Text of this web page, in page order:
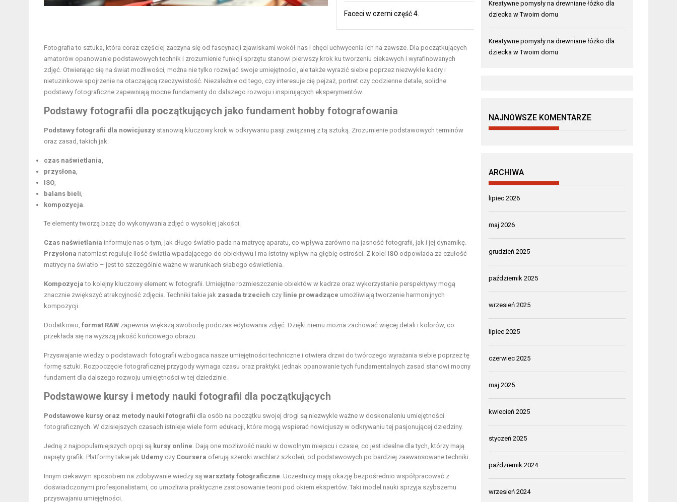
Faceci w czerni część 4.
Fotografia to sztuka, która coraz częściej zaczyna się od fascynacji zjawiskami wokół nas i chęci uchwycenia ich na zawsze. Dla początkujących
amatorów opanowanie podstawowych technik i zrozumienie funkcji sprzętu stanowi pierwszy krok ku tworzeniu ciekawych i wyrafinowanych
zdjęć. Otwierając się na świat możliwości, można nie tylko rozwijać swoje umiejętności, ale także wyrazić siebie poprzez niezwykłe kadry i
nietuzinkowe spojrzenie na otaczającą rzeczywistość. Niezależnie od tego, czy interesuje cię pejzaż, portret czy codzienne detale, solidne
podstawy fotograficzne zapewniają mocne fundamenty do dalszego rozwoju i inspirujących eksperymentów.
Podstawy fotografii dla początkujących jako fundament hobby fotografowania
Podstawy fotografii dla nowicjuszy stanowią kluczowy krok w odkrywaniu pasji związanej z tą sztuką. Zrozumienie podstawowych terminów
oraz zasad, takich jak:
czas naświetlania
przysłona
ISO
balans bieli
kompozycja
Te elementy tworzą bazę do wykonywania zdjęć o wysokiej jakości.
Czas naświetlania informuje nas o tym, jak długo światło pada na matrycę aparatu, co wpływa zarówno na jasność fotografii, jak i jej dynamikę.
Przysłona natomiast reguluje ilość światła wpadającego do obiektywu i ma istotny wpływ na głębię ostrości. Z kolei ISO odpowiada za czułość
matrycy na światło – jest to szczególnie ważne w warunkach słabego oświetlenia.
Kompozycja to kolejny kluczowy element w fotografii. Umiejętne rozmieszczenie obiektów w kadrze oraz wykorzystanie perspektywy mogą
znacznie zwiększyć atrakcyjność zdjęcia. Techniki takie jak zasada trzecich czy linie prowadzące umożliwiają tworzenie harmonijnych
kompozycji.
Dodatkowo, format RAW zapewnia większą swobodę podczas edytowania zdjęć. Dzięki niemu można zachować więcej detali i kolorów, co
przekłada się na wyższą jakość końcowego obrazu.
Przyswajanie wiedzy o podstawach fotografii wzbogaca nasze umiejętności techniczne i otwiera drzwi do twórczego wyrażania siebie poprzez tę
formę sztuki. Rozpoczęcie fotograficznej przygody wymaga czasu oraz praktyki; jednak opanowanie tych fundamentalnych zasad stanowi mocny
fundament dla dalszego rozwoju umiejętności w tej dziedzinie.
Podstawowe kursy i metody nauki fotografii dla początkujących
Podstawowe kursy oraz metody nauki fotografii dla osób na początku swojej drogi są niezwykle ważne w doskonaleniu umiejętności
fotograficznych. W dzisiejszych czasach istnieje wiele form edukacji, które mogą wspierać nowicjuszy w odkrywaniu tej pasjonującej dziedziny.
Jedną z najpopularniejszych opcji są kursy online . Dają one możliwość nauki w dowolnym miejscu i czasie, co jest idealne dla tych, którzy mają
napięty grafik. Platformy takie jak Udemy czy Coursera oferują szeroki wachlarz szkoleń, od podstawowych po bardziej zaawansowane techniki.
Innym ciekawym sposobem na zdobywanie wiedzy są warsztaty fotograficzne . Uczestnicy mają okazję bezpośrednio współpracować z
doświadczonymi profesjonalistami, co umożliwia praktyczne zastosowanie teorii pod okiem ekspertów. Taki model nauki sprzyja szybszemu
przyswajaniu umiejętności.
Kreatywne pomysły na drewniane łóżko dla
dziecka w Twoim domu
Kreatywne pomysły na drewniane łóżko dla
dziecka w Twoim domu
NAJNOWSZE KOMENTARZE
ARCHIWA
lipiec 2026
maj 2026
grudzień 2025
październik 2025
wrzesień 2025
lipiec 2025
czerwiec 2025
maj 2025
kwiecień 2025
styczeń 2025
październik 2024
wrzesień 2024